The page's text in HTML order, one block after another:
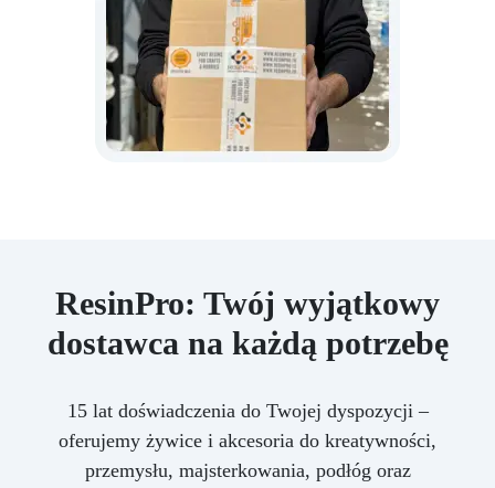
ResinPro: Twój wyjątkowy
dostawca na każdą potrzebę
15 lat doświadczenia do Twojej dyspozycji –
oferujemy żywice i akcesoria do kreatywności,
przemysłu, majsterkowania, podłóg oraz